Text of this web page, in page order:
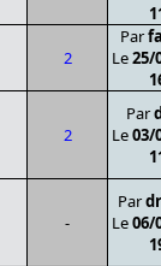
2
Par
Le25/
2
Par
Le03/
-
Par
Le06/